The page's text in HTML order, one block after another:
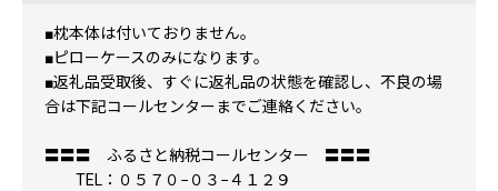
■枕本体は付いておりません。
■ピローケースのみになります。
■返礼品受取後、すぐに返礼品の状態を確認し、不良の場
合は下記コールセンターまでご連絡ください。
〓〓〓 ふるさと納税コールセンター 〓〓〓
TEL：０５７０−０３−４１２９